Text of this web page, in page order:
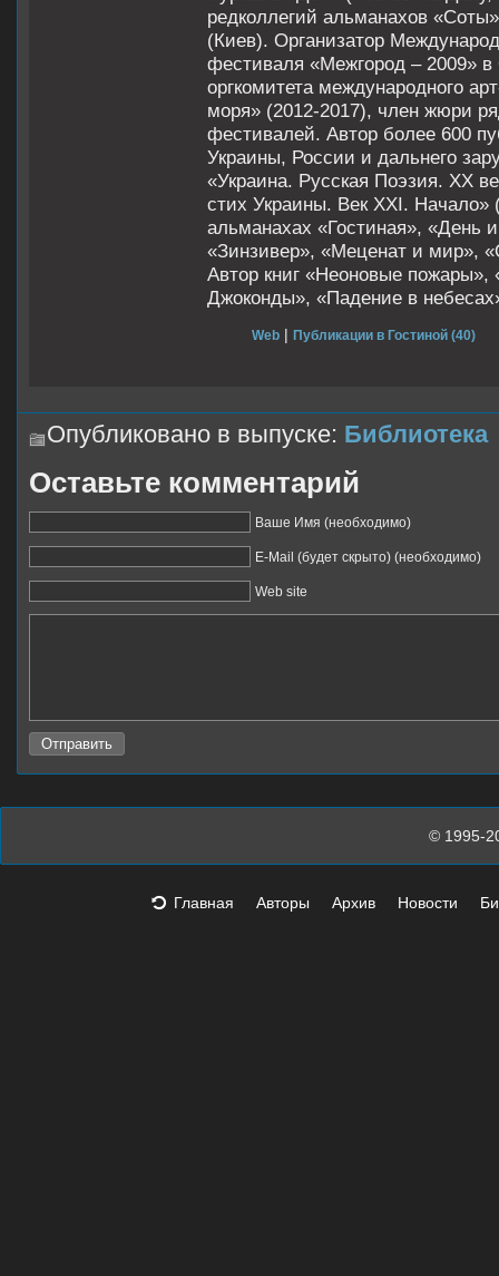
редколлегий альманахов
(Киев). Организатор
фестиваля «Межгород – 2009»
оргкомитета международного
моря» (2012-2017), член жюри
фестивалей. Автор более 600
Украины, России и дальнего
«Украина. Русская Поэзия. XX
стих Украины. Век XXI.
альманахах «Гостиная», «День
«Зинзивер», «Меценат и мир»,
Автор книг «Неоновые пожары»,
Джоконды», «Падение в
Web | Публикации в Гостиной (40)
Опубликовано в выпуске: Библиотека
Оставьте комментарий
Ваше Имя (необходимо)
E-Mail (будет скрыто) (необходимо)
Web site
© 1995-
Главная Авторы Архив Новости